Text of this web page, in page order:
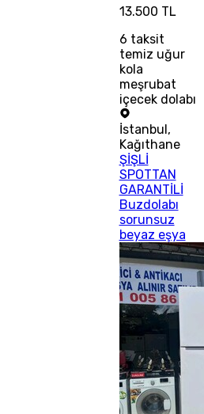
13.500 TL
6 taksit
temiz uğur
kola
meşrubat
içecek dolabı
İstanbul,
Kağıthane
ŞİŞLİ
SPOTTAN
GARANTİLİ
Buzdolabı
sorunsuz
beyaz eşya